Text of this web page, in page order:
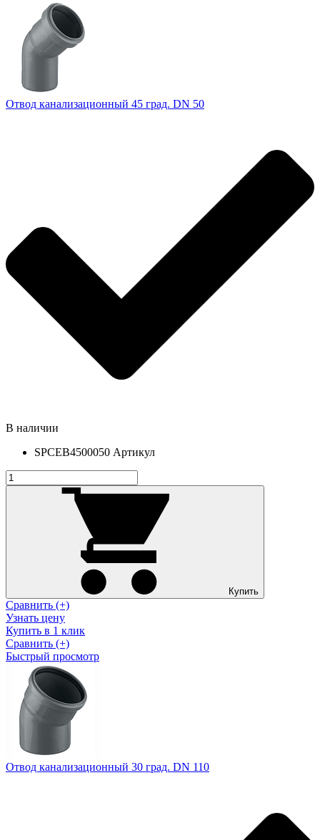
Отвод канализационный 45 град. DN 50
В наличии
SPCEB4500050 Артикул
Купить
Сравнить (+)
Узнать цену
Купить в 1 клик
Сравнить (+)
Быстрый просмотр
Отвод канализационный 30 град. DN 110